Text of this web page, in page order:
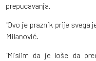
prepucavanja.
"Ovo je praznik prije svega
Milanović.
"Mislim da je loše da